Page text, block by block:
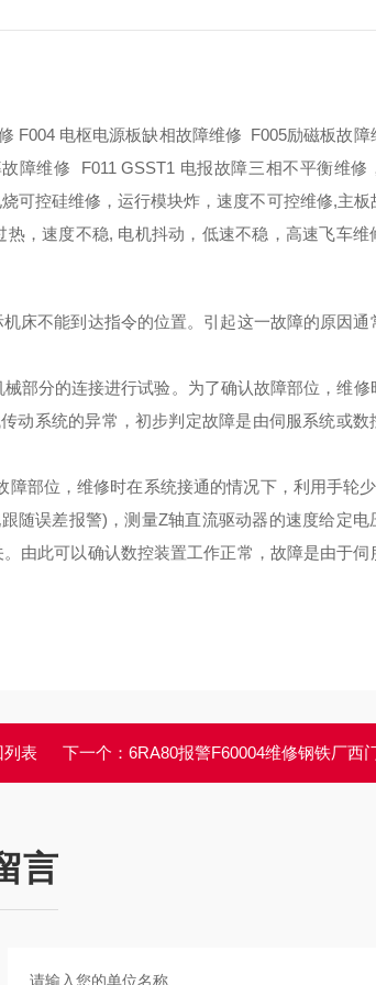
F004 电枢电源板缺相故障维修 F005励磁板故
障维修 F011 GSST1 电报故障三相不平衡维修
可控硅维修，运行模块炸，速度不可控维修,主板
，速度不稳, 电机抖动，低速不稳，高速飞车维
床不能到达指令的位置。引起这一故障的原因通
部分的连接进行试验。为了确认故障部位，维修
动系统的异常，初步判定故障是由伺服系统或数
障部位，维修时在系统接通的情况下，利用手轮
随误差报警)，测量Z轴直流驱动器的速度给定电
由此可以确认数控装置工作正常，故障是由于伺
列表 下一个： 6RA80报警F60004维修钢铁厂西门子调速器6RA80报警
言